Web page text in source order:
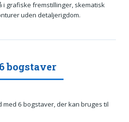
i grafiske fremstillinger, skematisk
uden detaljerigdom.
bogstaver
6 bogstaver, der kan bruges til